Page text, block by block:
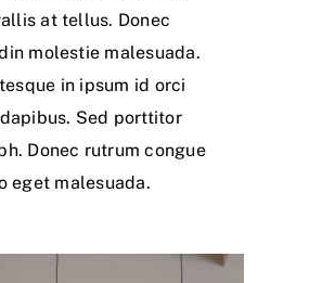
at tellus. Donec
molestie malesuada.
in ipsum id orci
Sed porttitor
Donec rutrum congue
eget malesuada.